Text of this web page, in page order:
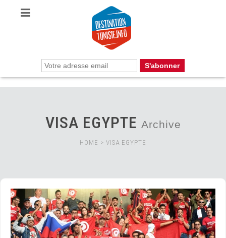
VISA EGYPTE Archive
HOME > VISA EGYPTE